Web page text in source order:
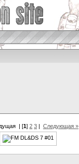
| [1] 2 3 | Следующая »